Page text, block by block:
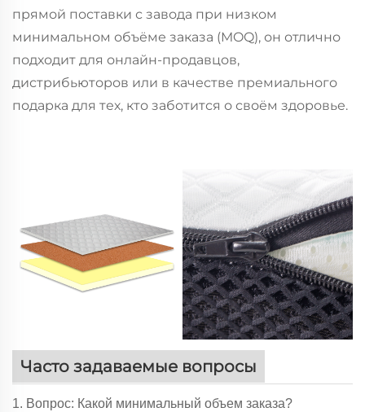
прямой поставки с завода при низком
минимальном объёме заказа (MOQ), он отлично
подходит для онлайн-продавцов,
дистрибьюторов или в качестве премиального
подарка для тех, кто заботится о своём здоровье.
Часто задаваемые вопросы
1. Вопрос: Какой минимальный объем заказа?